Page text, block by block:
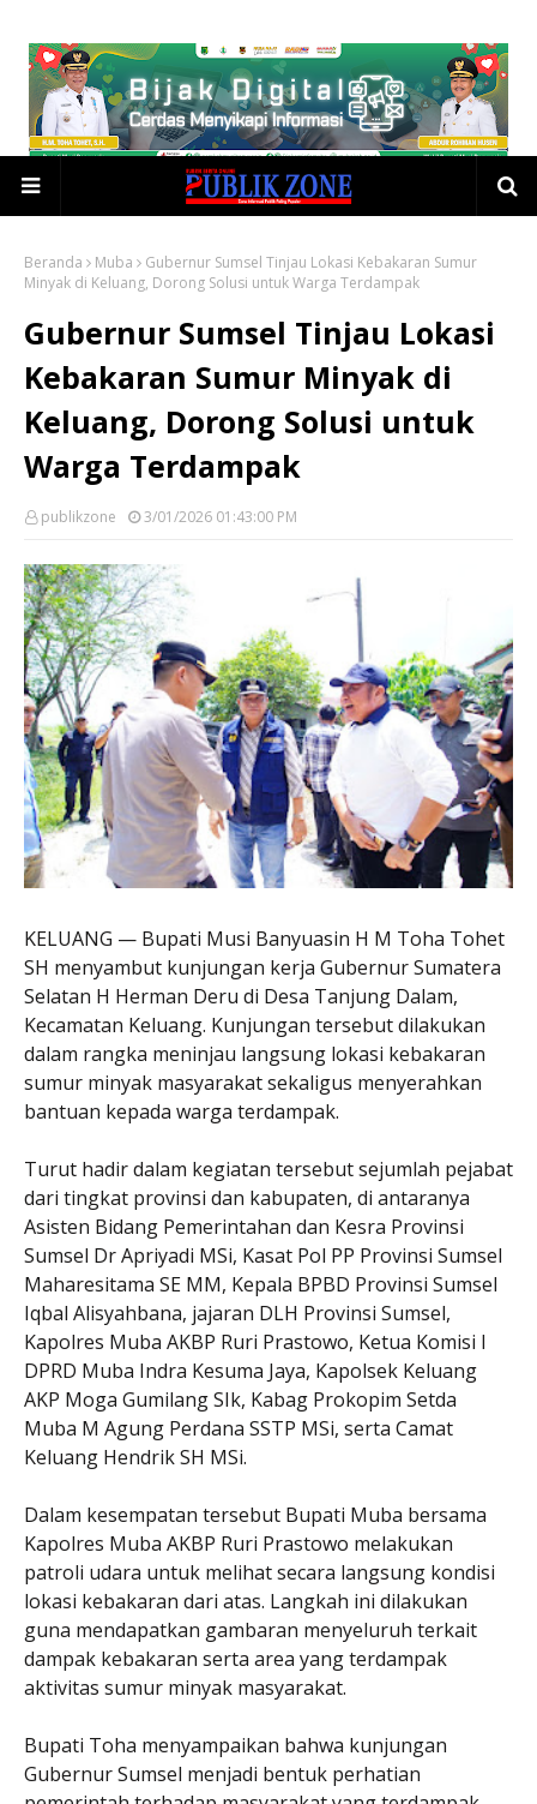
Beranda Muba
Gubernur Sumsel Tinjau Lokasi Kebakaran Sumur
Minyak di Keluang, Dorong Solusi untuk Warga Terdampak
Gubernur Sumsel Tinjau Lokasi
Kebakaran Sumur Minyak di
Keluang, Dorong Solusi untuk
Warga Terdampak
publikzone 3/01/2026 01:43:00 PM
KELUANG — Bupati Musi Banyuasin H M Toha Tohet
SH menyambut kunjungan kerja Gubernur Sumatera
Selatan H Herman Deru di Desa Tanjung Dalam,
Kecamatan Keluang. Kunjungan tersebut dilakukan
dalam rangka meninjau langsung lokasi kebakaran
sumur minyak masyarakat sekaligus menyerahkan
bantuan kepada warga terdampak.
Turut hadir dalam kegiatan tersebut sejumlah pejabat
dari tingkat provinsi dan kabupaten, di antaranya
Asisten Bidang Pemerintahan dan Kesra Provinsi
Sumsel Dr Apriyadi MSi, Kasat Pol PP Provinsi Sumsel
Maharesitama SE MM, Kepala BPBD Provinsi Sumsel
Iqbal Alisyahbana, jajaran DLH Provinsi Sumsel,
Kapolres Muba AKBP Ruri Prastowo, Ketua Komisi I
DPRD Muba Indra Kesuma Jaya, Kapolsek Keluang
AKP Moga Gumilang SIk, Kabag Prokopim Setda
Muba M Agung Perdana SSTP MSi, serta Camat
Keluang Hendrik SH MSi.
Dalam kesempatan tersebut Bupati Muba bersama
Kapolres Muba AKBP Ruri Prastowo melakukan
patroli udara untuk melihat secara langsung kondisi
lokasi kebakaran dari atas. Langkah ini dilakukan
guna mendapatkan gambaran menyeluruh terkait
dampak kebakaran serta area yang terdampak
aktivitas sumur minyak masyarakat.
Bupati Toha menyampaikan bahwa kunjungan
Gubernur Sumsel menjadi bentuk perhatian